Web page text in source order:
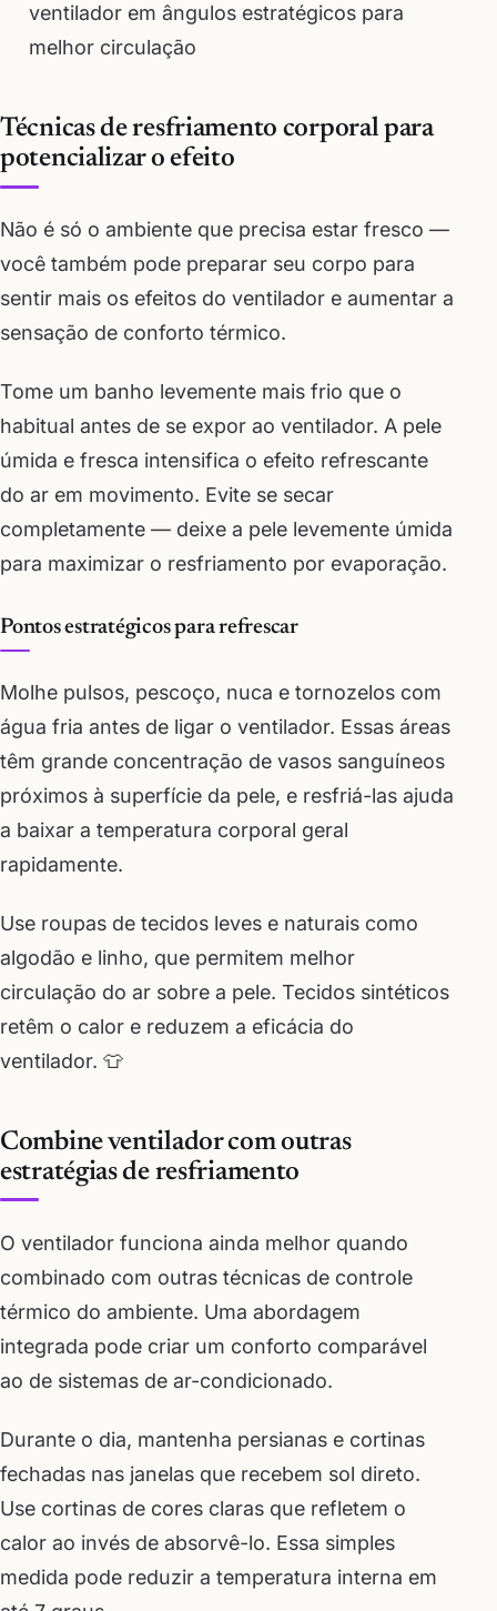
ventilador em ângulos estratégicos para
melhor circulação
Técnicas de resfriamento corporal para
potencializar o efeito
Não é só o ambiente que precisa estar fresco —
você também pode preparar seu corpo para
sentir mais os efeitos do ventilador e aumentar a
sensação de conforto térmico.
Tome um banho levemente mais frio que o
habitual antes de se expor ao ventilador. A pele
úmida e fresca intensifica o efeito refrescante
do ar em movimento. Evite se secar
completamente — deixe a pele levemente úmida
para maximizar o resfriamento por evaporação.
Pontos estratégicos para refrescar
Molhe pulsos, pescoço, nuca e tornozelos com
água fria antes de ligar o ventilador. Essas áreas
têm grande concentração de vasos sanguíneos
próximos à superfície da pele, e resfriá-las ajuda
a baixar a temperatura corporal geral
rapidamente.
Use roupas de tecidos leves e naturais como
algodão e linho, que permitem melhor
circulação do ar sobre a pele. Tecidos sintéticos
retêm o calor e reduzem a eficácia do
ventilador. 👕
Combine ventilador com outras
estratégias de resfriamento
O ventilador funciona ainda melhor quando
combinado com outras técnicas de controle
térmico do ambiente. Uma abordagem
integrada pode criar um conforto comparável
ao de sistemas de ar-condicionado.
Durante o dia, mantenha persianas e cortinas
fechadas nas janelas que recebem sol direto.
Use cortinas de cores claras que refletem o
calor ao invés de absorvê-lo. Essa simples
medida pode reduzir a temperatura interna em